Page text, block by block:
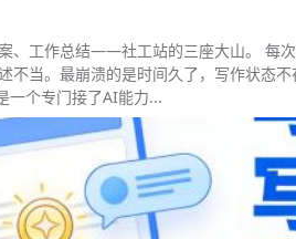
、工作总结——社工站的三座大山。 每
不当。最崩溃的是时间久了，写作状态
一个专门接了AI能力...